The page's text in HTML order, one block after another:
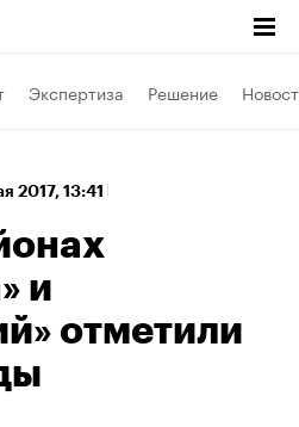
Экспертиза Решение
2017, 13:41
и
отметили